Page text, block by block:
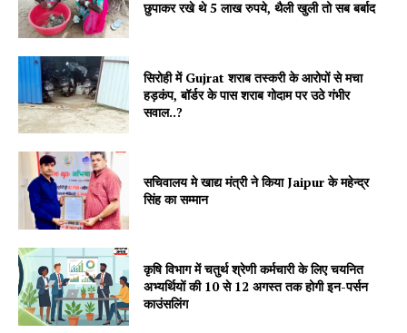
Company
About
Contact us
Subscription Plans
छुपाकर रखे थे 5 लाख रुपये, थैली खुली तो सब बर्बाद
सिरोही में Gujrat शराब तस्करी के आरोपों से मचा
हड़कंप, बॉर्डर के पास शराब गोदाम पर उठे गंभीर
सवाल..?
सचिवालय मे खाद्य मंत्री ने किया Jaipur के महेन्द्र
सिंह का सम्मान
कृषि विभाग में चतुर्थ श्रेणी कर्मचारी के लिए चयनित
अभ्यर्थियों की 10 से 12 अगस्त तक होगी इन-पर्सन
काउंसलिंग